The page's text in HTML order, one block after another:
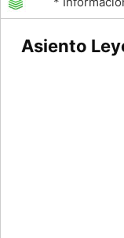
Asiento